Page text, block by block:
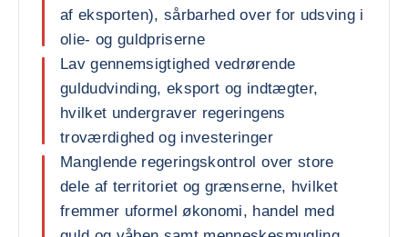
af eksporten), sårbarhed over for udsving i
olie- og guldpriserne
Lav gennemsigtighed vedrørende
guldudvinding, eksport og indtægter,
hvilket undergraver regeringens
troværdighed og investeringer
Manglende regeringskontrol over store
dele af territoriet og grænserne, hvilket
fremmer uformel økonomi, handel med